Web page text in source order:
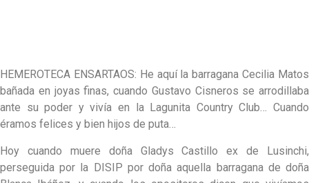
HEMEROTECA ENSARTAOS: He aquí la barragana Cecilia Matos
bañada en joyas finas, cuando Gustavo Cisneros se arrodillaba
ante su poder y vivía en la Lagunita Country Club… Cuando
éramos felices y bien hijos de puta…
Hoy cuando muere doña Gladys Castillo ex de Lusinchi,
perseguida por la DISIP por doña aquella barragana de doña